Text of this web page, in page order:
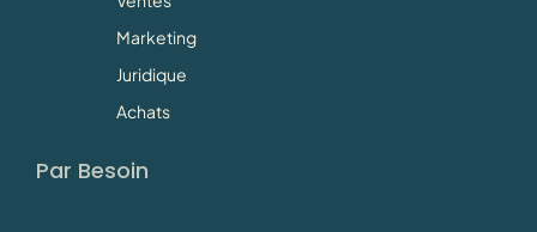
Marketing
Juridique
Achats
Par Besoin